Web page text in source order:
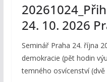
24. 10. 2026
Seminář Praha 24. října
demokracie (pět hodin
temného osvícenství (dvě